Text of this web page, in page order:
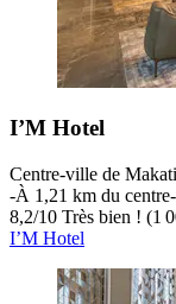
I’M Hotel
Centre-ville de Makati
‐À 1,21 km du
8,2/10 Très bien ! (1
I’M Hotel